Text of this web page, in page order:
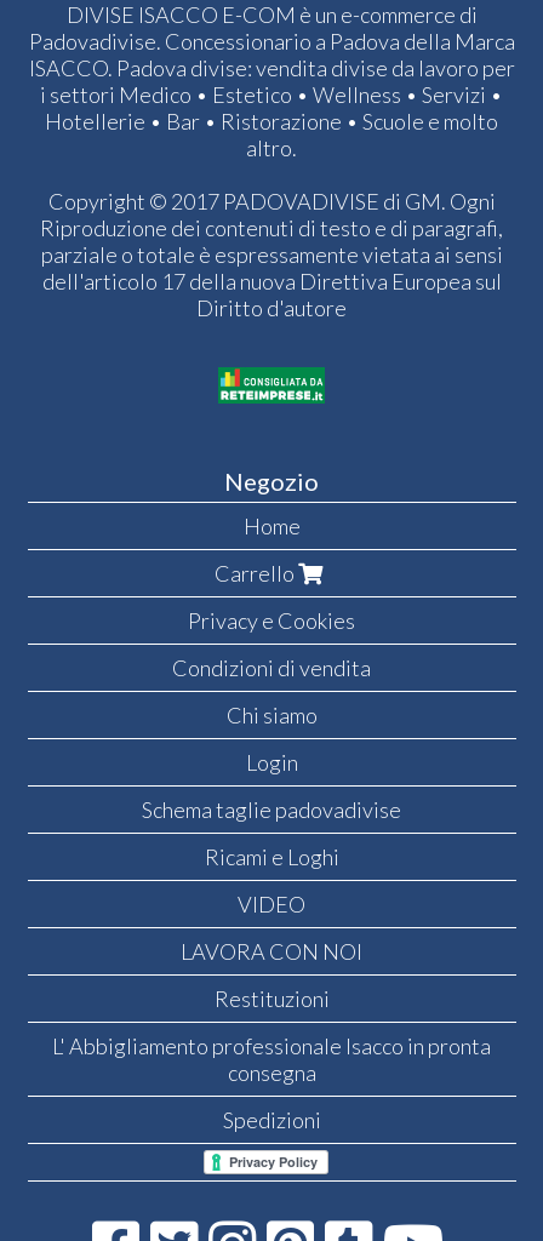
DIVISE ISACCO E-COM è un e-commerce di
Padovadivise. Concessionario a Padova della Marca
ISACCO. Padova divise: vendita divise da lavoro per
i settori Medico • Estetico • Wellness • Servizi •
Hotellerie • Bar • Ristorazione • Scuole e molto
altro.
Copyright © 2017 PADOVADIVISE di GM. Ogni
Riproduzione dei contenuti di testo e di paragrafi,
parziale o totale è espressamente vietata ai sensi
dell'articolo 17 della nuova Direttiva Europea sul
Diritto d'autore
Negozio
Home
Carrello
Privacy e Cookies
Condizioni di vendita
Chi siamo
Login
Schema taglie padovadivise
Ricami e Loghi
VIDEO
LAVORA CON NOI
Restituzioni
L' Abbigliamento professionale Isacco in pronta
consegna
Spedizioni